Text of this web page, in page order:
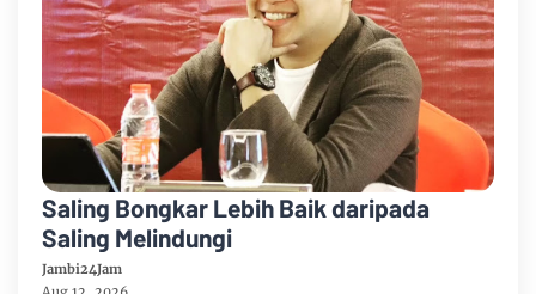
Saling Bongkar Lebih Baik daripada
Saling Melindungi
Jambi24Jam